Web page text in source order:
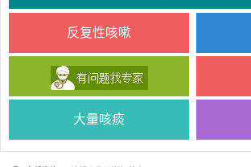
反复性咳嗽
大量咳痰